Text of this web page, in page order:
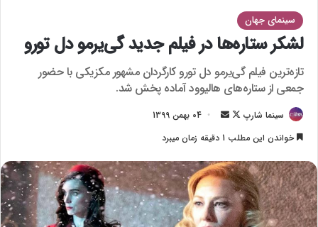
سینمای جهان
لشکر ستاره‌ها در فیلم جدید گی‌یرمو دل تورو
تازه‌ترین فیلم گی‌یرمو دل تورو کارگردان مشهور مکزیکی با حضور
جمعی از ستاره‌های هالیوود آماده پخش شد.
سینما شارپ
F
l
o
w
o
ا
ل
ا
ی
04 بهمن 1399
خواندن این مطلب 1 دقیقه زمان میبرد